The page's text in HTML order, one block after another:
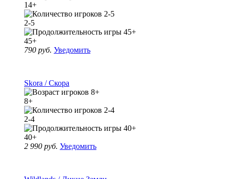
14+
2-5
45+
790 руб. Уведомить
Skora / Скора
8+
2-4
40+
2 990 руб. Уведомить